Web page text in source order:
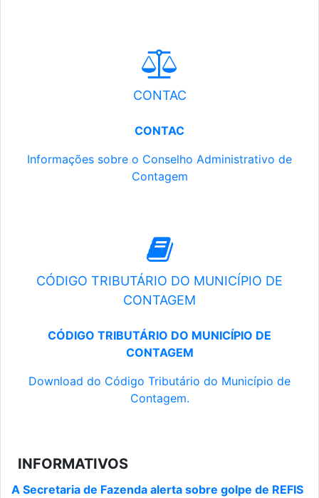
CONTAC
CONTAC
Informações sobre o Conselho Administrativo de
Contagem
CÓDIGO TRIBUTÁRIO DO MUNICÍPIO DE
CONTAGEM
CÓDIGO TRIBUTÁRIO DO MUNICÍPIO DE
CONTAGEM
Download do Código Tributário do Município de
Contagem.
INFORMATIVOS
A Secretaria de Fazenda alerta sobre golpe de REFIS